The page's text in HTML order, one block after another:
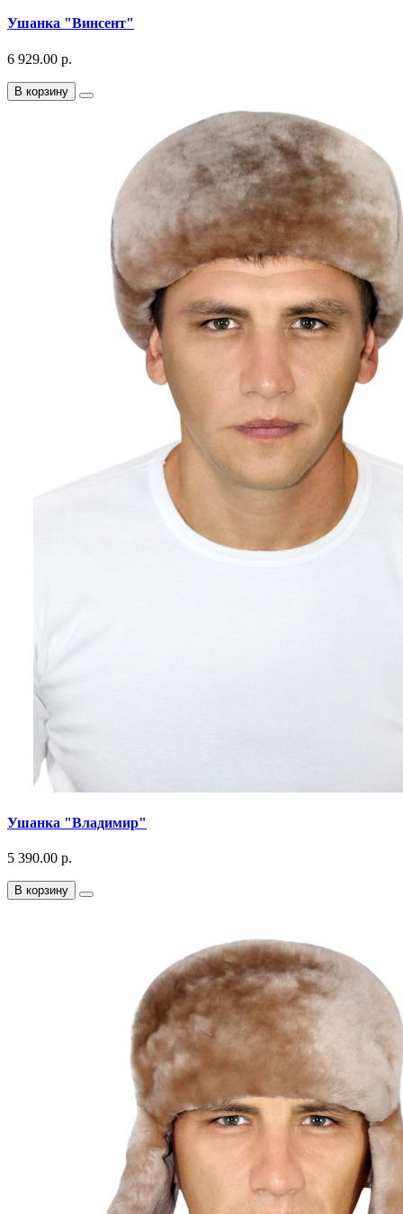
Ушанка "Винсент"
6 929.00 р.
В корзину
Ушанка "Владимир"
5 390.00 р.
В корзину